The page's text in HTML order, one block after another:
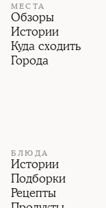
МЕСТА
Обзоры
Истории
Куда сходить
Города
БЛЮДА
Истории
Подборки
Рецепты